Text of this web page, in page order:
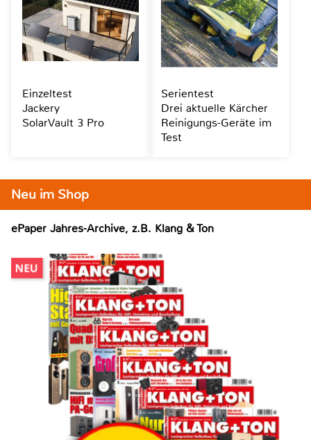
Neu im Shop
ePaper Jahres-Archive, z.B. Klang & Ton
Einzeltest
Jackery
SolarVault 3 Pro
Serientest
Drei aktuelle Kärcher
Reinigungs-Geräte im
Test